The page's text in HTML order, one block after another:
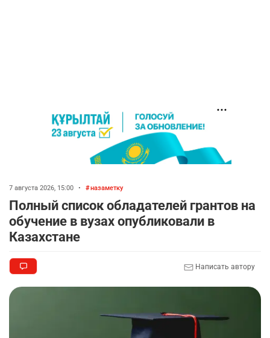
2732 2 39
🚗 Казахстанцев убедили оформить
автокредиты за вознаграждение
8
💻 В школах Казахстана изменили название и
содержание некоторых предметов
2329 3 17
9
2307 2 37
🤝 Токаев принял главу холдинга "Байтерек"
7 августа 2026, 15:00 • назаметку
Полный список обладателей грантов на
обучение в вузах опубликовали в
Казахстане
Написать автору